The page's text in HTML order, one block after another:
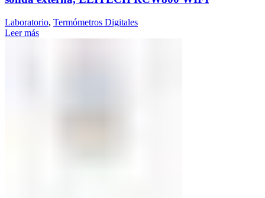
Laboratorio, Termómetros Digitales
Leer más